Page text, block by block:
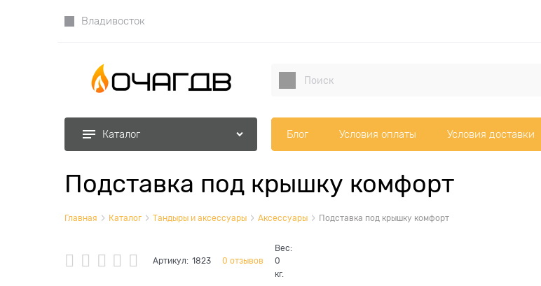
Владивосток
Каталог Блог Условия оплаты Условия доставки
Подставка под крышку комфорт
Главная Каталог Тандыры и аксессуары Аксессуары Подставка под крышку комфорт
Артикул: 1823 0 отзывов
Вес:
0
кг.